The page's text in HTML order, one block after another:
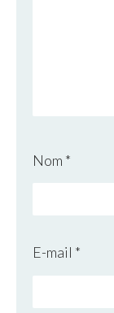
Nom *
E-mail *